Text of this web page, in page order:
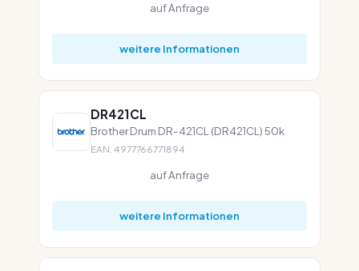
auf Anfrage
weitere Informationen
DR421CL
Brother Drum DR-421CL (DR421CL) 50k
EAN: 4977766771894
auf Anfrage
weitere Informationen